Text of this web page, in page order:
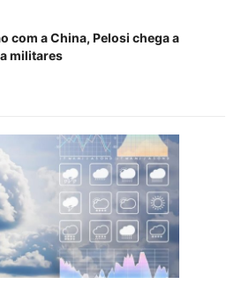
com a China, Pelosi chega a
militares